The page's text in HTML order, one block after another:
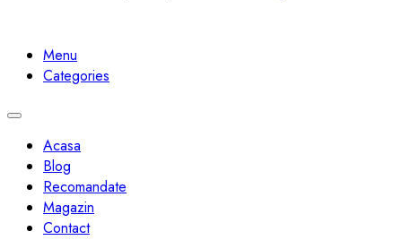
Menu
Categories
Toggle
navigation
Acasa
Blog
Recomandate
Magazin
Contact